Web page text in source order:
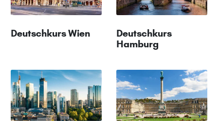
Deutschkurs Wien
Deutschkurs
Hamburg